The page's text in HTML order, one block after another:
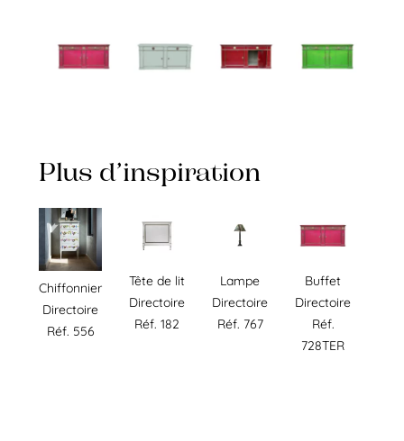
Plus d’inspiration
Chiffonnier
Directoire
Réf. 556
Tête de lit
Directoire
Réf. 182
Lampe
Directoire
Réf. 767
Buffet
Directoire
Réf.
728TER